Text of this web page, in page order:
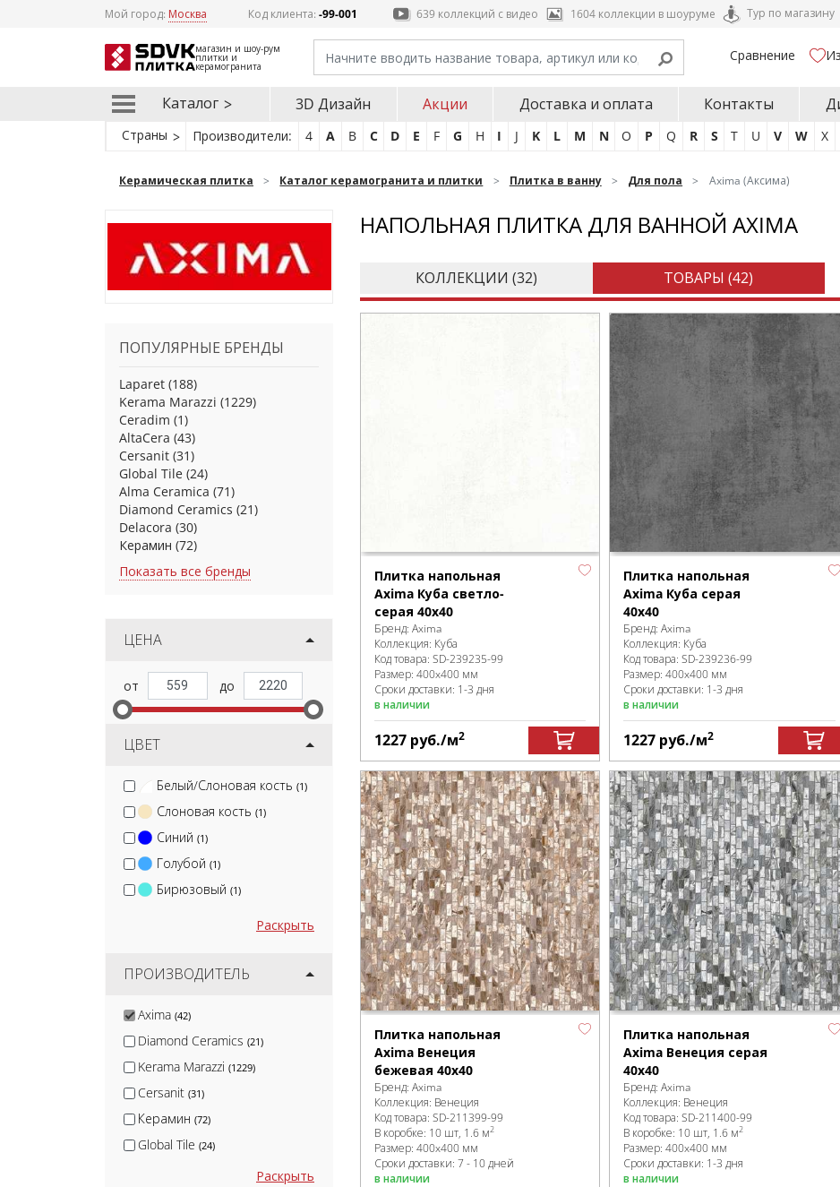
Мой город: Москва Код клиента:-99-001 639 коллекций с видео 1604 коллекции в шоуруме Тур по магазину
магазин и шоу-рум
плитки и
керамогранита
Сравнение
Каталог 3D Дизайн Акции Доставка и оплата Контакты
Страны Производители: 4 A B C D E F G H I J K L M N O P Q R S T U V W X
Керамическая плитка Каталог керамогранита и плитки Плитка в ванну Для пола Axima (Аксима)
ПОПУЛЯРНЫЕ БРЕНДЫ
Laparet (188)
Kerama Marazzi (1229)
Ceradim (1)
AltaCera (43)
Cersanit (31)
Global Tile (24)
Alma Ceramica (71)
Diamond Ceramics (21)
Delacora (30)
Керамин (72)
Показать все бренды
ЦЕНА
ЦВЕТ
Белый/Слоновая кость (1)
Слоновая кость (1)
Синий (1)
Голубой (1)
Бирюзовый (1)
Раскрыть
ПРОИЗВОДИТЕЛЬ
Axima (42)
Diamond Ceramics (21)
Kerama Marazzi (1229)
Cersanit (31)
Керамин (72)
Global Tile (24)
Раскрыть
НАПОЛЬНАЯ ПЛИТКА ДЛЯ ВАННОЙ AXIMA
КОЛЛЕКЦИИ (32) ТОВАРЫ (42)
Плитка напольная
Axima Куба светло-
серая 40х40
Бренд: Axima
Коллекция: Куба
Код товара: SD-239235-99
Размер: 400x400 мм
Сроки доставки: 1-3 дня
в наличии
1227 руб./м2
Плитка напольная
Axima Куба серая
40х40
Бренд:Axima
Коллекция: Куба
Код товара:SD-239236-99
Размер:400x400 мм
Сроки доставки: 1-3 дня
в наличии
1227 руб./м2
Плитка напольная
Axima Венеция
бежевая 40х40
Бренд: Axima
Коллекция: Венеция
Код товара: SD-211399-99
В коробке: 10 шт, 1.6 м2
Размер: 400x400 мм
Сроки доставки: 7 - 10 дней
в наличии
Плитка напольная
Axima Венеция серая
40х40
Бренд:Axima
Коллекция: Венеция
Код товара:SD-211400-99
В коробке: 10 шт, 1.6 м2
Размер:400x400 мм
Сроки доставки: 1-3 дня
в наличии